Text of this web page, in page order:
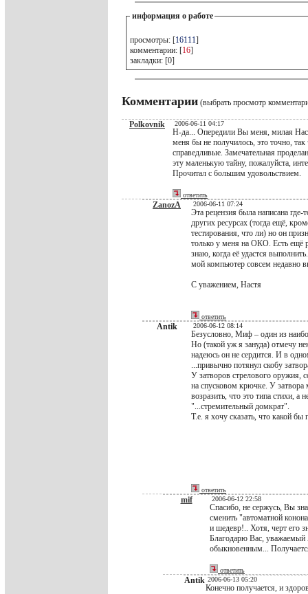
информация о работе
просмотры: [16111]
комментарии: [16]
закладки: [0]
Комментарии (выбрать просмотр
Polkovnik 2006-06-11 04:17
Н-да... Опередили Вы меня, милая
меня бы не получилось, это точно,
справедливые. Замечательная
эту маленькую тайну, пожалуйста,
Прочитал с большим удовольствием.
ответить
ZanozA 2006-06-11 07:24
Эта рецензия была написана
других ресурсах (тогда ещё,
тестирования, что ли) но он
только у меня на ОКО. Есть ещё
знаю, когда её удастся
мой компьютер совсем недавно
С уважением, Настя
ответить
Antik 2006-06-12 08:14
Безусловно, Миф – один из
Но (такой уж я зануда) отмечу
надеюсь он не сердится. И в
...привычно потянул скобу
У затворов стрелового оружия,
на спусковом крючке. У
возразить, что это типа стихи,
"...стремительный домкрат".
Т.е. я хочу сказать, что какой
ответить
mif 2006-06-12 22:58
Спасибо, не сержусь, Вы
сменить "автоматной
и шедевр!.. Хотя, черт его
Благодарю Вас, уважаемый
обыкновенным...
ответить
Antik 2006-06-13 05:20
Конечно получается, и